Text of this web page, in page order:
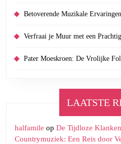
Betoverende Muzikale
Verfraai je Muur met een
Pater Moeskroen: De Vrolijke
LAATSTE
halfamile op De Tijdloze
Countrymuziek: Een Reis door